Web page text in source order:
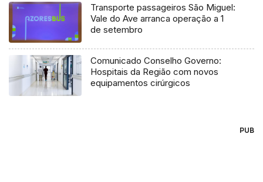
Transporte passageiros São Miguel:
Vale do Ave arranca operação a 1
de setembro
Comunicado Conselho Governo:
Hospitais da Região com novos
equipamentos cirúrgicos
PUB